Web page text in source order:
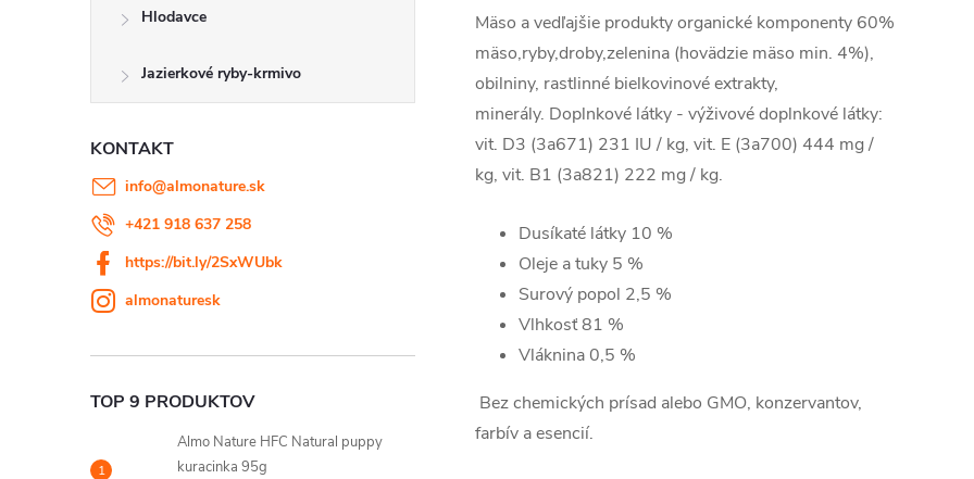
Hlodavce
Jazierkové ryby-krmivo
KONTAKT
info@almonature.sk
+421 918 637 258
https://bit.ly/2SxWUbk
almonaturesk
TOP 9 PRODUKTOV
Almo Nature HFC Natural puppy
kuracinka 95g
Mäso a vedľajšie produkty organické komponenty 60%
mäso,ryby,droby,zelenina (hovädzie mäso min. 4%),
obilniny, rastlinné bielkovinové extrakty,
minerály. Doplnkové látky - výživové doplnkové látky:
vit. D3 (3a671) 231 IU / kg, vit. E (3a700) 444 mg /
kg, vit. B1 (3a821) 222 mg / kg.
Dusíkaté látky 10 %
Oleje a tuky 5 %
Surový popol 2,5 %
Vlhkosť81 %
Vláknina 0,5 %
Bez chemických prísad alebo GMO, konzervantov,
farbív a esencií.